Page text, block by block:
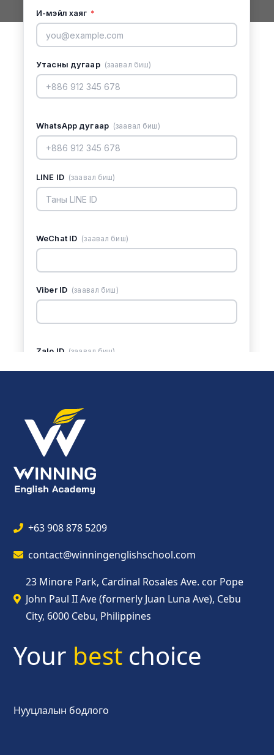
+63 908 878 5209
contact@winningenglishschool.com
23 Minore Park, Cardinal Rosales Ave. cor Pope
John Paul II Ave (formerly Juan Luna Ave), Cebu
City, 6000 Cebu, Philippines
Your best choice
Нууцлалын бодлого